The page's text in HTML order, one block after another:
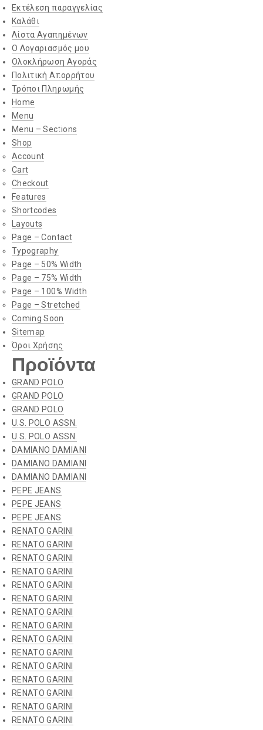
Εκτέλεση παραγγελίας
Καλάθι
Λίστα Αγαπημένων
Ο Λογαριασμός μου
Ολοκλήρωση Αγοράς
Πολιτική Απορρήτου
Τρόποι Πληρωμής
Home
Menu
Menu – Sections
Shop
Account
Cart
Checkout
Features
Shortcodes
Layouts
Page – Contact
Typography
Page – 50% Width
Page – 75% Width
Page – 100% Width
Page – Stretched
Coming Soon
Sitemap
Όροι Χρήσης
Προϊόντα
GRAND POLO
GRAND POLO
GRAND POLO
U.S. POLO ASSN.
U.S. POLO ASSN.
DAMIANO DAMIANI
DAMIANO DAMIANI
DAMIANO DAMIANI
PEPE JEANS
PEPE JEANS
PEPE JEANS
RENATO GARINI
RENATO GARINI
RENATO GARINI
RENATO GARINI
RENATO GARINI
RENATO GARINI
RENATO GARINI
RENATO GARINI
RENATO GARINI
RENATO GARINI
RENATO GARINI
RENATO GARINI
RENATO GARINI
RENATO GARINI
RENATO GARINI